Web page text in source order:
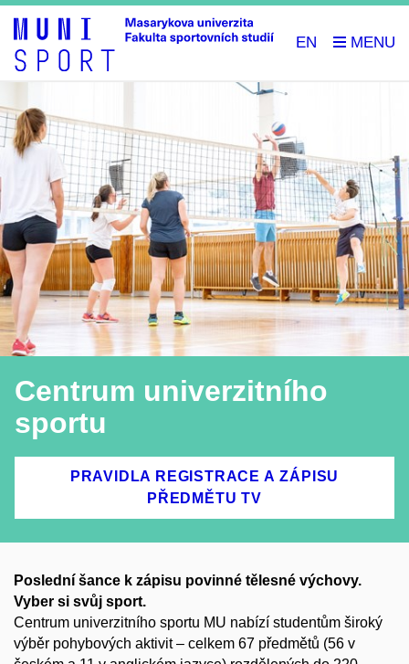
EN
Centrum univerzitního
sportu
PRAVIDLA REGISTRACE A ZÁPISU
PŘEDMĚTU TV
Poslední šance k zápisu povinné tělesné výchovy.
Vyber si svůj sport.
Centrum univerzitního sportu MU nabízí studentům široký
výběr pohybových aktivit – celkem 67 předmětů (56 v